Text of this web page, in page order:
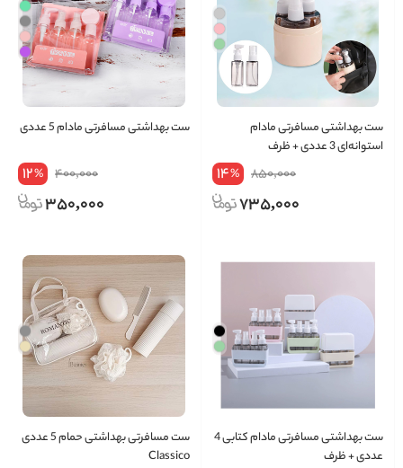
ست بهداشتی مسافرتی مادام
استوانه‌ای 3 عددی + ظرف
850,000
14%
735,000
ست بهداشتی مسافرتی مادام 5 عددی
400,000
12%
350,000
ست بهداشتی مسافرتی مادام کتابی 4
عددی + ظرف
ست مسافرتی بهداشتی حمام 5 عددی
Classico